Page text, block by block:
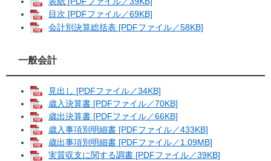
目次 [PDFファイル／69KB]
会計別決算総括表 [PDFファイル／58KB]
一般会計
見出し [PDFファイル／34KB]
歳入決算書 [PDFファイル／70KB]
歳出決算書 [PDFファイル／66KB]
歳入事項別明細書 [PDFファイル／433KB]
歳出事項別明細書 [PDFファイル／1.09MB]
実質収支に関する調書 [PDFファイル／39KB]